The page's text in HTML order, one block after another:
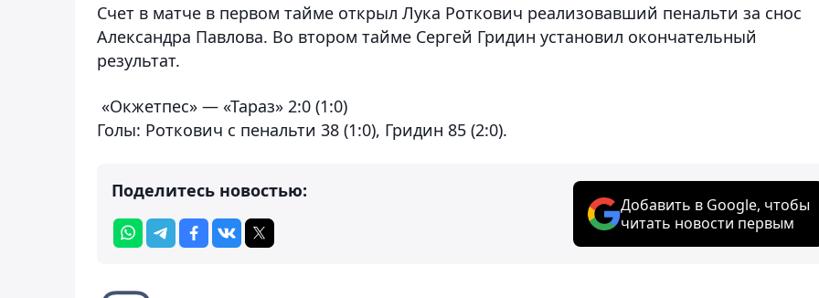
Счет в матче в первом тайме открыл Лука Роткович реализовавший пенальти за снос
Александра Павлова. Во втором тайме Сергей Гридин установил окончательный
результат.
«Окжетпес» — «Тараз» 2:0 (1:0)
Голы: Роткович с пенальти 38 (1:0), Гридин 85 (2:0).
Поделитесь новостью:
Добавить в Google, чтобы
читать новости первым